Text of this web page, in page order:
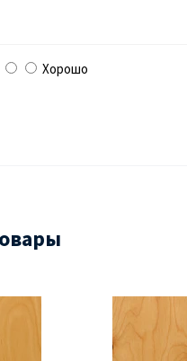
Хорошо